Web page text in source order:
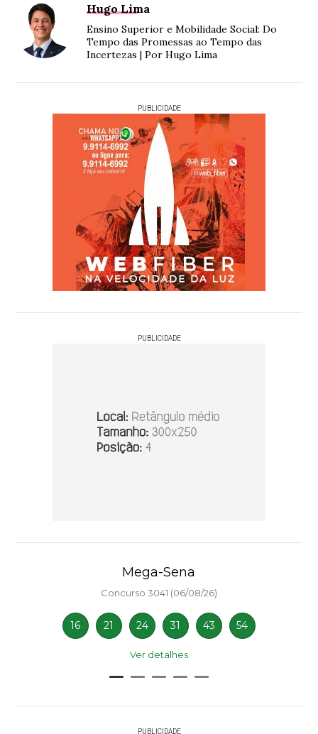
Hugo Lima
Ensino Superior e Mobilidade Social: Do
Tempo das Promessas ao Tempo das
Incertezas | Por Hugo Lima
PUBLICIDADE
PUBLICIDADE
Mega-Sena
Concurso 3041 (06/08/26)
16 21 24 31 43 54
Ver detalhes
PUBLICIDADE